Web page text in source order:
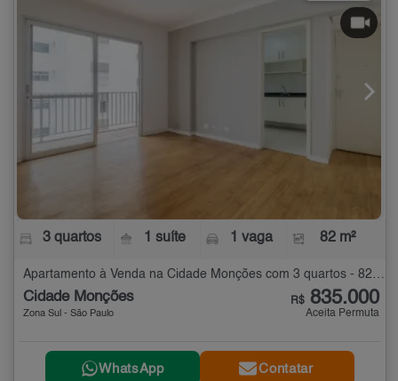
3 quartos 1 suíte 1 vaga 82 m²
Apartamento à Venda na Cidade Monções com 3 quartos - 82 m²
Cidade Monções
Zona Sul - São Paulo
R$ 835.000
Aceita Permuta
WhatsApp Contatar